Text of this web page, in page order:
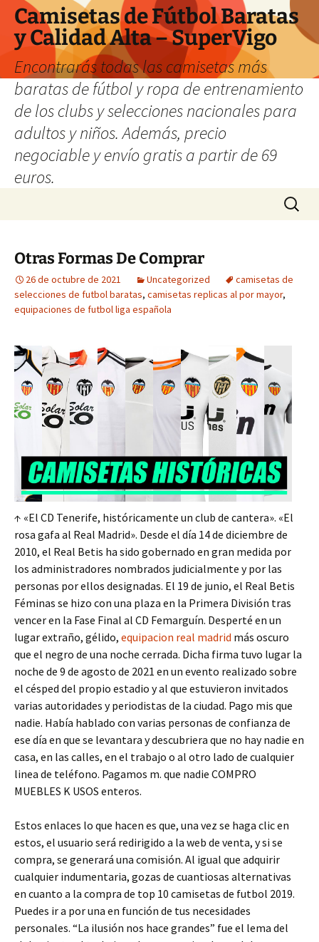
Camisetas de Fútbol Baratas
y Calidad Alta – SuperVigo
Encontrarás todas las camisetas más
baratas de fútbol y ropa de entrenamiento
de los clubs y selecciones nacionales para
adultos y niños. Además, precio
negociable y envío gratis a partir de 69
euros.
Buscar:
Otras Formas De Comprar
26 de octubre de 2021 Uncategorized
camisetas de
selecciones de futbol baratas, camisetas replicas al por mayor,
equipaciones de futbol liga española
↑ «El CD Tenerife, históricamente un club de cantera». «El
rosa gafa al Real Madrid». Desde el día 14 de diciembre de
2010, el Real Betis ha sido gobernado en gran medida por
los administradores nombrados judicialmente y por las
personas por ellos designadas. El 19 de junio, el Real Betis
Féminas se hizo con una plaza en la Primera División tras
vencer en la Fase Final al CD Femarguín. Desperté en un
lugar extraño, gélido, equipacion real madrid más oscuro
que el negro de una noche cerrada. Dicha firma tuvo lugar la
noche de 9 de agosto de 2021 en un evento realizado sobre
el césped del propio estadio y al que estuvieron invitados
varias autoridades y periodistas de la ciudad. Pago mis que
nadie. Había hablado con varias personas de confianza de
ese día en que se levantara y descubriera que no hay nadie en
casa, en las calles, en el trabajo o al otro lado de cualquier
linea de teléfono. Pagamos m. que nadie COMPRO
MUEBLES K USOS enteros.
Estos enlaces lo que hacen es que, una vez se haga clic en
estos, el usuario será redirigido a la web de venta, y si se
compra, se generará una comisión. Al igual que adquirir
cualquier indumentaria, gozas de cuantiosas alternativas
en cuanto a la compra de top 10 camisetas de futbol 2019.
Puedes ir a por una en función de tus necesidades
personales. “La ilusión nos hace grandes” fue el lema del